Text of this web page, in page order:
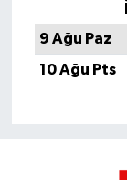
9 Ağu Paz
10 Ağu Pts
Manyas
OLAY